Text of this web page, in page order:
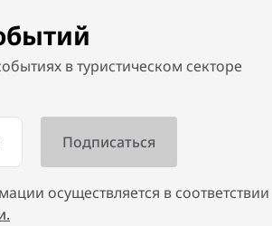
в туристическом секторе
осуществляется в соответствии